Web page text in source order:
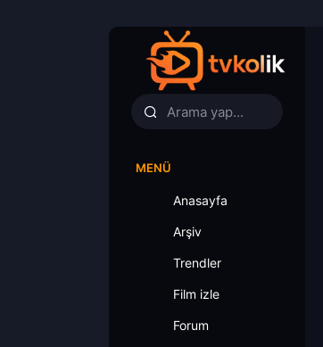
MENÜ
Anasayfa
Arşiv
Trendler
Film izle
Forum